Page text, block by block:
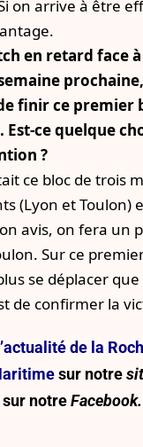
on arrive à être
en retard face
finir ce premier
Est-ce quelque
?
ce bloc de trois
(Lyon et Toulon)
avis, on fera un
Sur ce
se déplacer
de confirmer la
l’actualité de la
sur notre
notreFacebook.